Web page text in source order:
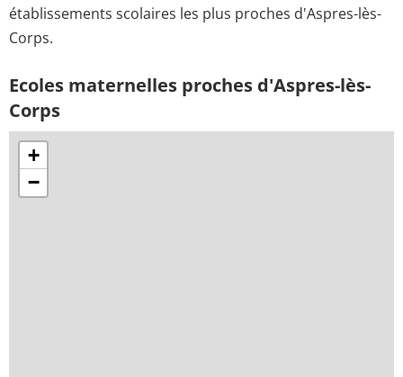
établissements scolaires les plus proches d'Aspres-lès-
Corps.
Ecoles maternelles proches d'Aspres-lès-
Corps
+
−